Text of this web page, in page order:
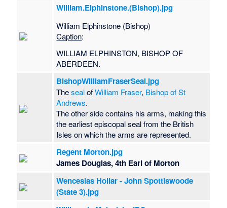
William.Elphinstone.(Bishop).jpg
William Elphinstone (Bishop)
Caption:
WILLIAM ELPHINSTON, BISHOP OF
ABERDEEN.
BishopWilliamFraserSeal.jpg
ThesealofWilliam Fraser, Bishop of St
Andrews.
The other side contains his arms, making this
the earliest episcopal seal from the British
Isles on which the arms are represented.
Regent Morton.jpg
James Douglas, 4th Earl of Morton
Wenceslas Hollar - John Spottiswoode
(State 3).jpg